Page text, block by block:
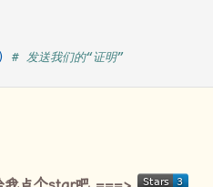
# 发送我们的“证明”